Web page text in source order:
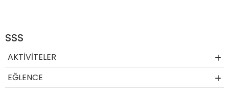
SSS
AKTİVİTELER
EĞLENCE